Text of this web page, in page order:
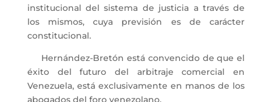
institucional del sistema de justicia a través de
los mismos, cuya previsión es de carácter
constitucional.
Hernández-Bretón está convencido de que el
éxito del futuro del arbitraje comercial en
Venezuela, está exclusivamente en manos de los
abogados del foro venezolano.